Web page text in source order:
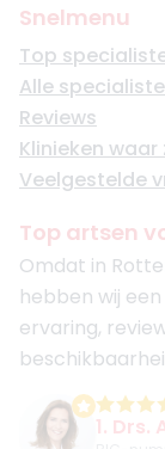
Snelmenu
Top
Alle
Reviews
Klinieken waar
Veelgestelde
Top artsen
Omdat in
hebben wij
ervaring,
1. Drs.